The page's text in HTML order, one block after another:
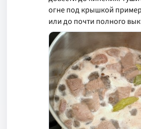
огне под крышкой
или до почти полного